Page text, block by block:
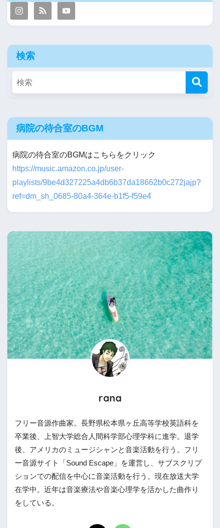
検索
病院の待合室のBGM
病院の待合室のBGMはこちらをクリック
https://music.amazon.co.jp/user-
playlists/9be4d327225a4db6b37da18662b0c272jajp?
ref=dm_sh_0685-80a4-364e-b1f5-f59e4
rana
フリー音源作曲家。長野県松本県ヶ丘高等学校英語科を
卒業後、上智大学総合人間科学部心理学科に進学。退学
後、アメリカのミュージシャンと音楽活動を行う。フリ
ー音源サイト「Sound Escape」を運営し、サブスクリプ
ションでの配信を中心に音楽活動を行う。現在放送大学
在学中。近年は音楽療法や音楽心理学を活かした曲作り
をしている。